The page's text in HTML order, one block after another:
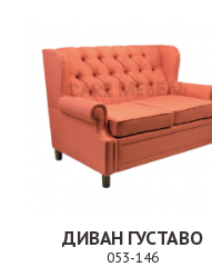
ДИВАН ГУСТАВО
053-146